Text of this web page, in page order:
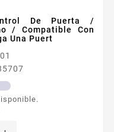
De Puerta /
/ Compatible Con
Una Puert
Precio